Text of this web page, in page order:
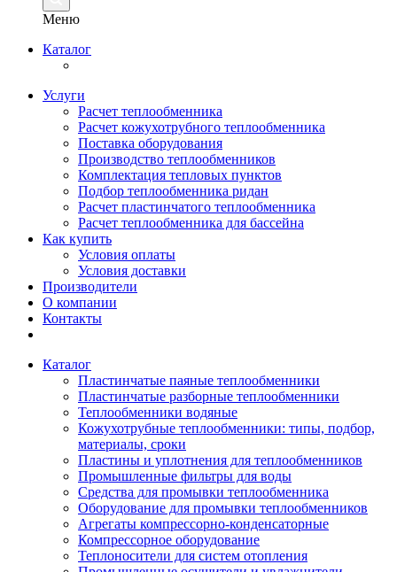
Меню
Каталог
Услуги
Расчет теплообменника
Расчет кожухотрубного теплообменника
Поставка оборудования
Производство теплообменников
Комплектация тепловых пунктов
Подбор теплообменника ридан
Расчет пластинчатого теплообменника
Расчет теплообменника для бассейна
Как купить
Условия оплаты
Условия доставки
Производители
О компании
Контакты
Каталог
Пластинчатые паяные теплообменники
Пластинчатые разборные теплообменники
Теплообменники водяные
Кожухотрубные теплообменники: типы, подбор,
материалы, сроки
Пластины и уплотнения для теплообменников
Промышленные фильтры для воды
Средства для промывки теплообменника
Оборудование для промывки теплообменников
Агрегаты компрессорно-конденсаторные
Компрессорное оборудование
Теплоносители для систем отопления